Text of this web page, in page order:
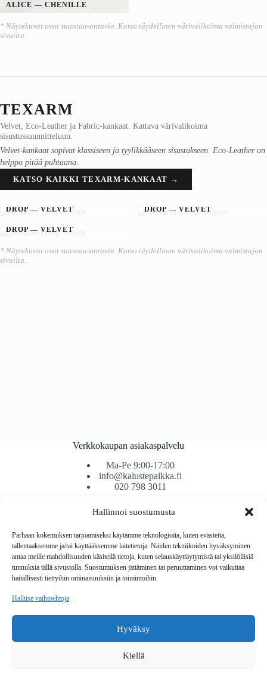
Hallinnoi suostumusta
Parhaan kokemuksen tarjoamiseksi käytämme teknologioita, kuten evästeitä,
tallentaaksemme ja/tai käyttääksemme laitetietoja. Näiden tekniikoiden hyväksyminen
antaa meille mahdollisuuden käsitellä tietoja, kuten selauskäyttäytymistä tai yksilöllisiä
tunnuksia tällä sivustolla. Suostumuksen jättäminen tai peruuttaminen voi vaikuttaa
haitallisesti tiettyihin ominaisuuksiin ja toimintoihin.
Hallitse vaihtoehtoja
Hyväksy
Kiellä
ALICE — CHENILLE
* Näytekuvat ovat suuntaa-antavia. Katso täydellinen värivalikoima valmistajan
sivuilta.
TEXARM
Velvet, Eco-Leather ja Fabric-kankaat. Kattava värivalikoima
sisustussuunnitteluun.
Velvet-kankaat sopivat klassiseen ja tyylikkääseen sisustukseen. Eco-Leather on
helppo pitää puhtaana.
KATSO KAIKKI TEXARM-KANKAAT →
DROP — VELVET DROP — VELVET
DROP — VELVET
* Näytekuvat ovat suuntaa-antavia. Katso täydellinen värivalikoima valmistajan
sivuilta.
Verkkokaupan asiakaspalvelu
Ma-Pe 9:00-17:00
info@kalustepaikka.fi
020 798 3011
Tavarantoimitus / Maksutavat
Toimitustavat
Maksutavat
Vaihto ja palautus
Reklamaatiot
Copyright © 2026 Kalustepaikka